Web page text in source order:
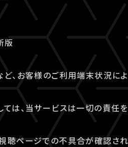
版
、お客様のご利用端末状況に
は、当サービスは一切の責任
ページでの不具合が確認され